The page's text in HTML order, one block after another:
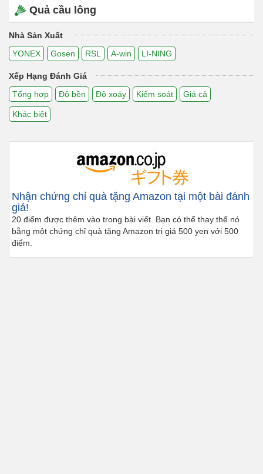
Quả cầu lông
Nhà Sản Xuất
YONEX
Gosen RSL A-win LI-NING
Xếp Hạng Đánh Giá
Tổng hợp
Độ bền Độ xoáy Kiểm soát Giá cả
Khác biệt
Nhận chứng chỉ quà tặng Amazon tại một bài đánh
giá!
20 điểm được thêm vào trong bài viết. Bạn có thể thay thế nó
bằng một chứng chỉ quà tặng Amazon trị giá 500 yen với 500
điểm.